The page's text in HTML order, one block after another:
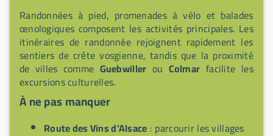
Randonnées à pied, promenades à vélo et balades
œnologiques composent les activités principales. Les
itinéraires de randonnée rejoignent rapidement les
sentiers de crête vosgienne, tandis que la proximité
de villes comme Guebwiller ou Colmar facilite les
excursions culturelles.
À ne pas manquer
Route des Vins d’Alsace : parcourir les villages